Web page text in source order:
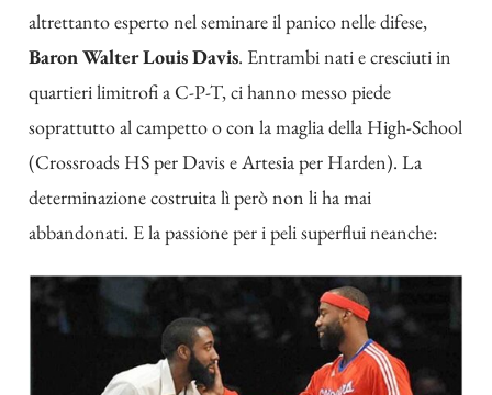
altrettanto esperto nel seminare il panico nelle difese,
Baron Walter Louis Davis. Entrambi nati e cresciuti in
quartieri limitrofi a C-P-T, ci hanno messo piede
soprattutto al campetto o con la maglia della High-School
(Crossroads HS per Davis e Artesia per Harden). La
determinazione costruita lì però non li ha mai
abbandonati. E la passione per i peli superflui neanche: